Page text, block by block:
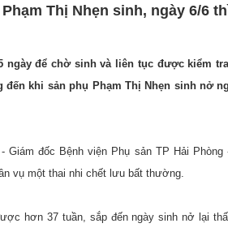
Thị Nhẹn sinh, ngày 6/6
ngày để chờ sinh và liên tục được kiểm
khi sản phụ Phạm Thị Nhẹn sinh nở
đốc Bệnh viện Phụ sản TP Hải Phòng
vụ một thai nhi chết lưu bất thường.
hơn 37 tuần, sắp đến ngày sinh nở lại